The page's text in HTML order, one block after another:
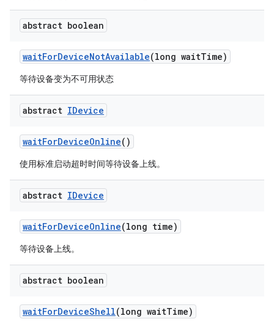
abstract boolean
waitForDeviceNotAvailable(long waitTime)
等待设备变为不可用状态
abstract IDevice
waitForDeviceOnline()
使用标准启动超时时间等待设备上线。
abstract IDevice
waitForDeviceOnline(long time)
等待设备上线。
abstract boolean
waitForDeviceShell(long waitTime)